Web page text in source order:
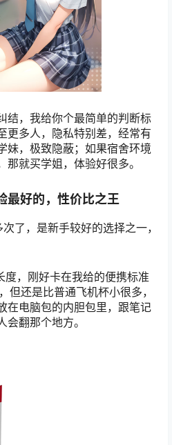
结，我给你个最简单的判断标
更多人，隐私特别差，经常有
妹，极致隐蔽；如果宿舍环境
就买学姐，体验好很多。
最好的，性价比之王
了，是新手较好的选择之一，
，刚好卡在我给的便携标准
但还是比普通飞机杯小很多，
在电脑包的内胆包里，跟笔记
翻那个地方。